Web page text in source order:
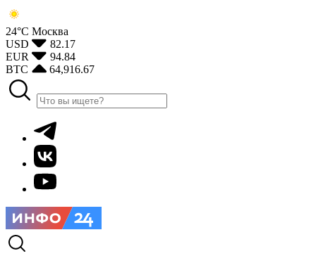
24°С Москва
USD
82.17
EUR
94.84
BTC
64,916.67